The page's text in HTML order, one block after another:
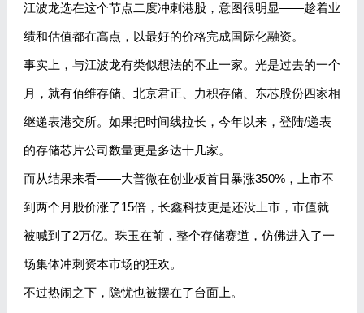
江波龙选在这个节点二度冲刺港股，意图很明显——趁着业
绩和估值都在高点，以最好的价格完成国际化融资。
事实上，与江波龙有类似想法的不止一家。光是过去的一个
月，就有佰维存储、北京君正、力积存储、东芯股份四家相
继递表港交所。如果把时间线拉长，今年以来，登陆/递表
的存储芯片公司数量更是多达十几家。
而从结果来看——大普微在创业板首日暴涨350%，上市不
到两个月股价涨了15倍，长鑫科技更是还没上市，市值就
被喊到了2万亿。珠玉在前，整个存储赛道，仿佛进入了一
场集体冲刺资本市场的狂欢。
不过热闹之下，隐忧也被摆在了台面上。